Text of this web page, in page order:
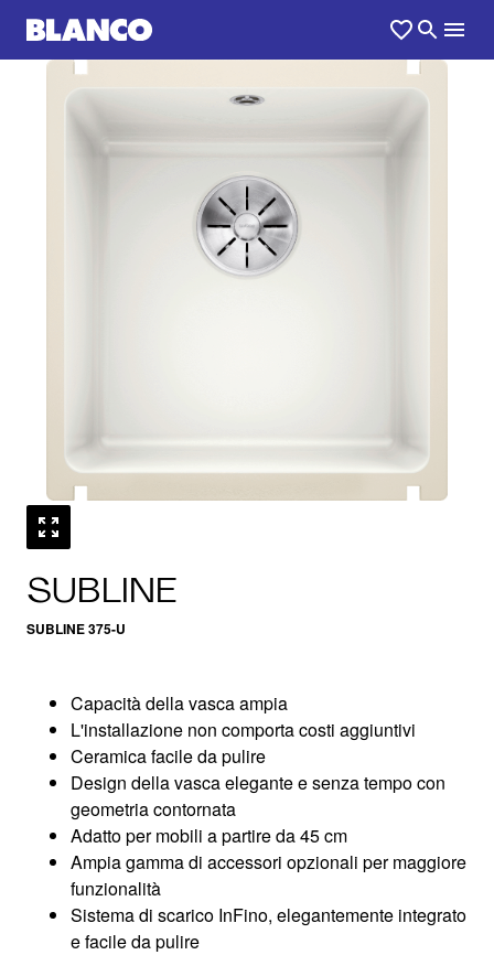
SUBLINE
SUBLINE 375-U
1 /0
Capacità della vasca ampia
L'installazione non comporta costi aggiuntivi
Ceramica facile da pulire
Design della vasca elegante e senza tempo con
geometria contornata
Adatto per mobili a partire da 45 cm
Ampia gamma di accessori opzionali per maggiore
funzionalità
Sistema di scarico InFino, elegantemente integrato
e facile da pulire